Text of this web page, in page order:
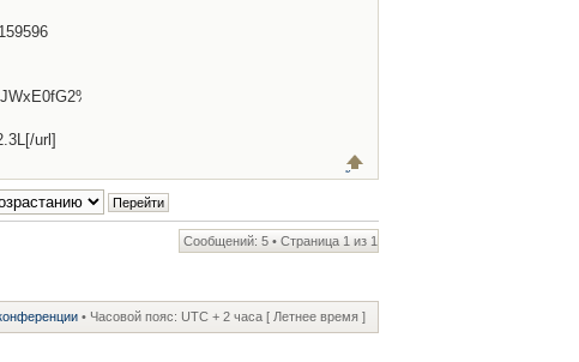
url]
Сообщений: 5 • Страница 1 из 1
• Часовой пояс: UTC + 2 часа [ Летнее время ]